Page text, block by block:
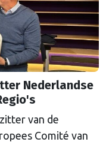
Nederlandse
van de
Comité van